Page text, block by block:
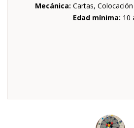
Mecánica: Cartas,
Edad mínima: 10